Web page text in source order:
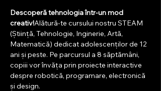
Descoperă tehnologia într-un mod
creativ!Alătură-te cursului nostru STEAM
(Știință, Tehnologie, Inginerie, Artă,
Matematică) dedicat adolescenților de 12
ani și peste. Pe parcursul a 8 săptămâni,
copiii vor învăța prin proiecte interactive
despre robotică, programare, electronică
și design.